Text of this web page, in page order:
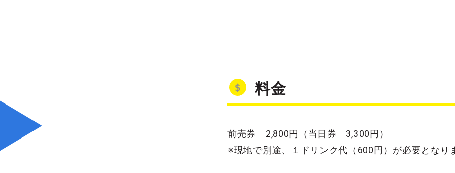
料金
前売券 2,800円（当日券 3,300円）
※現地で別途、１ドリンク代（600円）が必要となり